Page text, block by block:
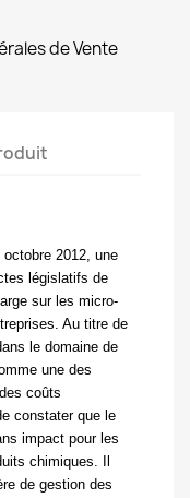
de Vente
2012, une
législatifs de
sur les micro-
Au titre de
le domaine de
une des
coûts
constater que le
impact pour les
chimiques. Il
de gestion des